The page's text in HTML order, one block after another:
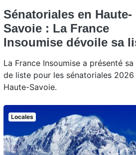
Sénatoriales en Haute-
Savoie : La France
Insoumise dévoile sa
La France Insoumise a présenté
de liste pour les sénatoriales 2026
Haute-Savoie.
Locales